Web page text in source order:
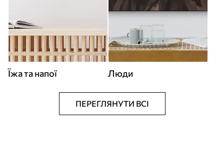
Їжа та напої Люди
ПЕРЕГЛЯНУТИ ВСІ